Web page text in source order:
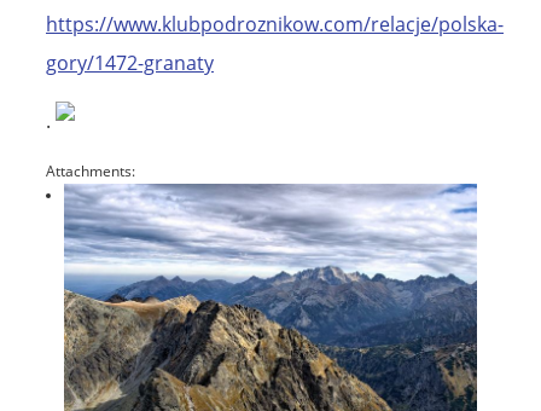
https://www.klubpodroznikow.com/relacje/polska-
gory/1472-granaty
.
Attachments: